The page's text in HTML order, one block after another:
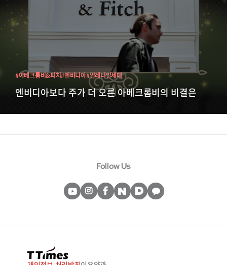
엔비디아보다 주가 더 오른 아베크롬비의 비결은
#아베크롬비&피치#엔비디아#밀레니얼세대
Follow Us